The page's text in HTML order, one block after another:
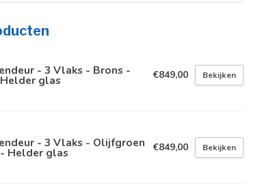
- 3 Vlaks - Brons -
glas €849,00 Bekijken
- 3 Vlaks - Olijfgroen
Helder glas €849,00 Bekijken